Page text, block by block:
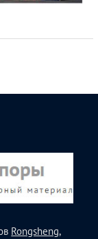
Rongsheng,